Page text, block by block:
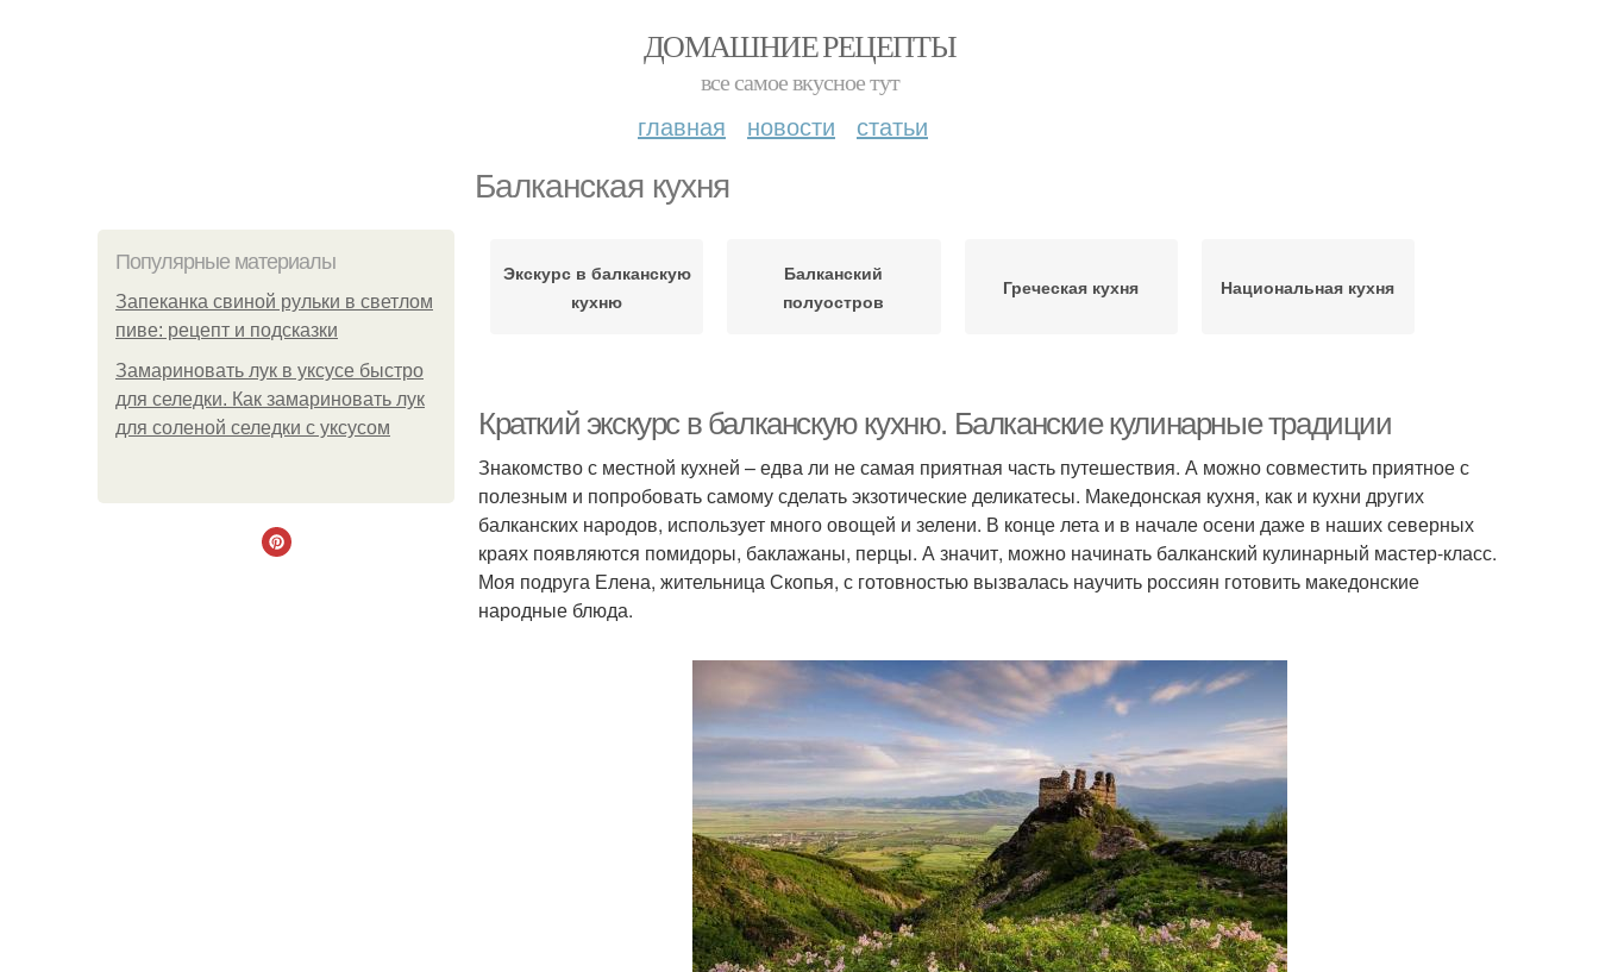
ДОМАШНИЕ РЕЦЕПТЫ
все самое вкусное тут
главная новости статьи
Балканская кухня
Популярные материалы
Запеканка свиной рульки в светлом
пиве: рецепт и подсказки
Замариновать лук в уксусе быстро
для селедки. Как замариновать лук
для соленой селедки с уксусом
Экскурс в балканскую
кухню
Балканский
полуостров
Греческая кухня Национальная кухня
Краткий экскурс в балканскую кухню. Балканские кулинарные традиции
Знакомство с местной кухней – едва ли не самая приятная часть путешествия. А можно совместить приятное с
полезным и попробовать самому сделать экзотические деликатесы. Македонская кухня, как и кухни других
балканских народов, использует много овощей и зелени. В конце лета и в начале осени даже в наших северных
краях появляются помидоры, баклажаны, перцы. А значит, можно начинать балканский кулинарный мастер-класс.
Моя подруга Елена, жительница Скопья, с готовностью вызвалась научить россиян готовить македонские
народные блюда.